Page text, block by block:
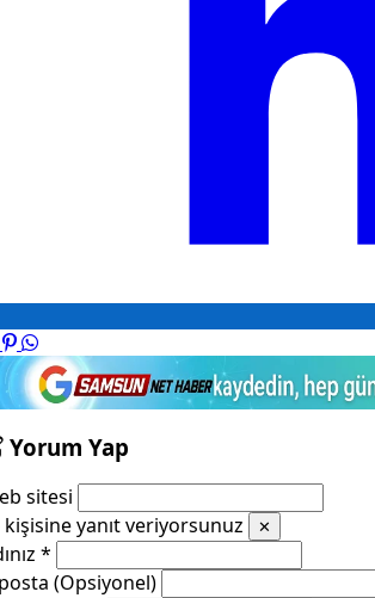
Yorum Yap
sitesi
kişisine yanıt veriyorsunuz
✕
*
(Opsiyonel)